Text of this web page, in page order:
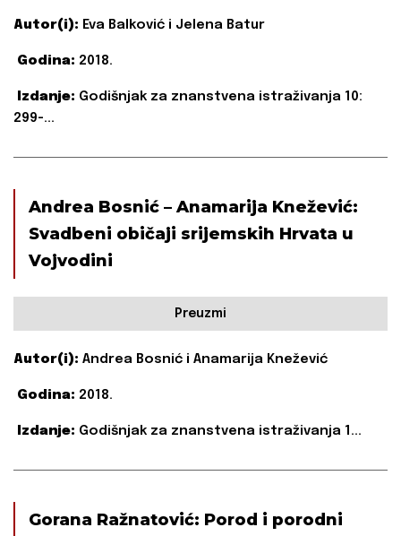
Autor(i): Eva Balković i Jelena Batur
Godina: 2018.
Izdanje: Godišnjak za znanstvena istraživanja 10:
299-...
Andrea Bosnić – Anamarija Knežević:
Svadbeni običaji srijemskih Hrvata u
Vojvodini
Preuzmi
Autor(i): Andrea Bosnić i Anamarija Knežević
Godina: 2018.
Izdanje: Godišnjak za znanstvena istraživanja 1...
Gorana Ražnatović: Porod i porodni